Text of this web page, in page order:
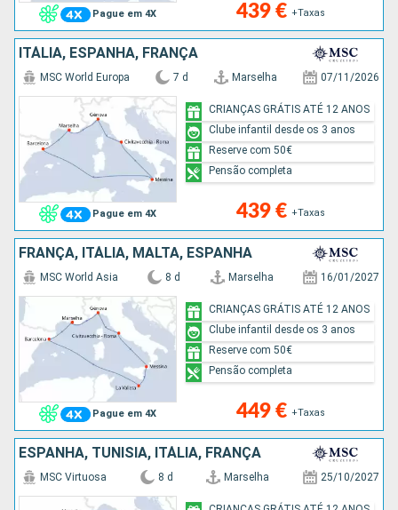
Pague em 4X 439 € +Taxas
ITÁLIA, ESPANHA, FRANÇA
Pague em 4X
MSC World Europa 7 d Marselha 07/11/2026
439 € +Taxas
CRIANÇAS GRÁTIS ATÉ 12 ANOS
Clube infantil desde os 3 anos
Reserve com 50€
Pensão completa
FRANÇA, ITÁLIA, MALTA, ESPANHA
Pague em 4X
MSC World Asia 8 d Marselha 16/01/2027
449 € +Taxas
CRIANÇAS GRÁTIS ATÉ 12 ANOS
Clube infantil desde os 3 anos
Reserve com 50€
Pensão completa
ESPANHA, TUNÍSIA, ITÁLIA, FRANÇA
MSC Virtuosa 8 d Marselha 25/10/2027